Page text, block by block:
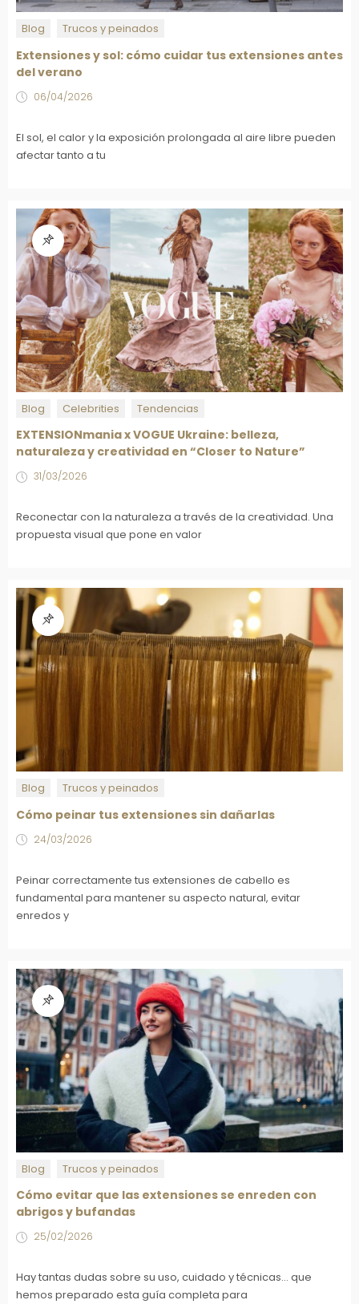
Blog Trucos y peinados
Extensiones y sol: cómo cuidar tus extensiones antes
del verano
06/04/2026
El sol, el calor y la exposición prolongada al aire libre pueden
afectar tanto a tu
Blog Celebrities Tendencias
EXTENSIONmania x VOGUE Ukraine: belleza,
naturaleza y creatividad en “Closer to Nature”
31/03/2026
Reconectar con la naturaleza a través de la creatividad. Una
propuesta visual que pone en valor
Blog Trucos y peinados
Cómo peinar tus extensiones sin dañarlas
24/03/2026
Peinar correctamente tus extensiones de cabello es
fundamental para mantener su aspecto natural, evitar
enredos y
Blog Trucos y peinados
Cómo evitar que las extensiones se enreden con
abrigos y bufandas
25/02/2026
Hay tantas dudas sobre su uso, cuidado y técnicas... que
hemos preparado esta guía completa para